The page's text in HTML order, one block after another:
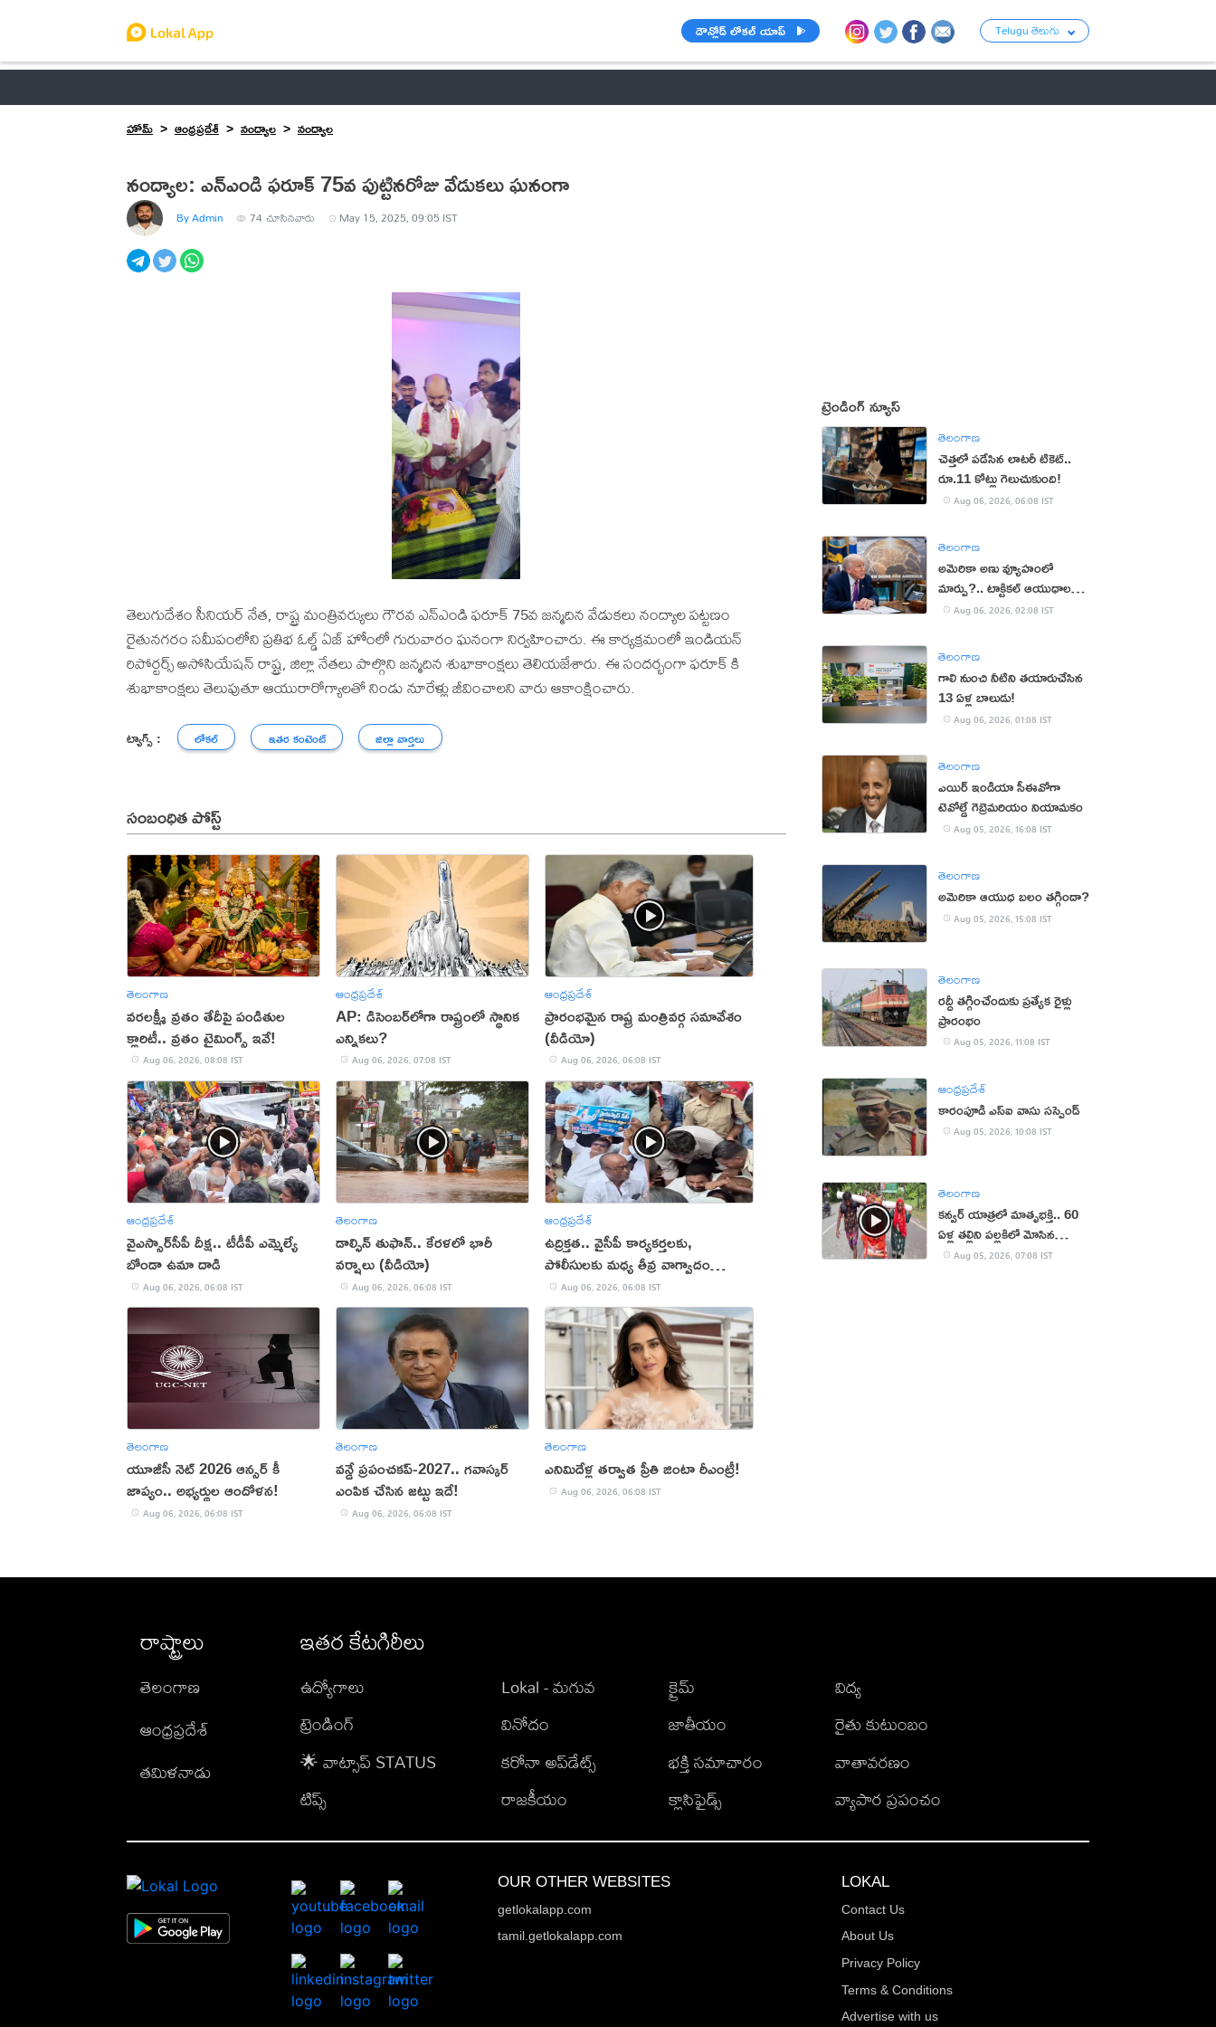
డౌన్లోడ్ లోకల్ యాప్ Telugu తెలుగు
హోమ్
ఆంధ్రప్రదేశ్ నంద్యాల నంద్యాల
నంద్యాల: ఎన్ఎండి ఫరూక్ 75వ పుట్టినరోజు వేడుకలు ఘనంగా
By Admin 74చూసినవారు May 15, 2025, 09:05 IST
తెలుగుదేశం సీనియర్ నేత, రాష్ట్ర మంత్రివర్యులు గౌరవ ఎన్ఎండి ఫరూక్ 75వ జన్మదిన వేడుకలు నంద్యాల పట్టణం
రైతునగరం సమీపంలోని ప్రతిభ ఓల్డ్ ఏజ్ హోంలో గురువారం ఘనంగా నిర్వహించారు. ఈ కార్యక్రమంలో ఇండియన్
రిపోర్టర్స్ అసోసియేషన్ రాష్ట్ర, జిల్లా నేతలు పాల్గొని జన్మదిన శుభాకాంక్షలు తెలియజేశారు. ఈ సందర్భంగా ఫరూక్ కి
శుభాకాంక్షలు తెలుపుతూ ఆయురారోగ్యాలతో నిండు నూరేళ్లు జీవించాలని వారు ఆకాంక్షించారు.
ట్యాగ్స్ : లోకల్ ఇతర కంటెంట్ జిల్లా వార్తలు
సంబంధిత పోస్ట్
తెలంగాణ
వరలక్ష్మీ వ్రతం తేదీపై పండితుల
క్లారిటీ.. వ్రతం టైమింగ్స్ ఇవే!
Aug 06, 2026, 08:08 IST
ఆంధ్రప్రదేశ్
AP: డిసెంబర్‌లోగా రాష్ట్రంలో స్థానిక
ఎన్నికలు?
Aug 06, 2026, 07:08 IST
ఆంధ్రప్రదేశ్
ప్రారంభమైన రాష్ట్ర మంత్రివర్గ సమావేశం
(వీడియో)
Aug 06, 2026, 06:08 IST
ఆంధ్రప్రదేశ్
వైఎస్సార్‌సీపీ దీక్ష.. టీడీపీ ఎమ్మెల్యే
బోండా ఉమా దాడి
Aug 06, 2026, 06:08 IST
తెలంగాణ
డాల్ఫిన్ తుఫాన్.. కేరళలో భారీ
వర్షాలు (వీడియో)
Aug 06, 2026, 06:08 IST
ఆంధ్రప్రదేశ్
ఉద్రిక్తత.. వైసీపీ కార్యకర్తలకు,
పోలీసులకు మధ్య తీవ్ర వాగ్వాదం
(VIDEO)
Aug 06, 2026, 06:08 IST
తెలంగాణ
యూజీసీ నెట్ 2026 ఆన్సర్ కీ
జాప్యం.. అభ్యర్థుల ఆందోళన!
Aug 06, 2026, 06:08 IST
తెలంగాణ
వన్డే ప్రపంచకప్‌-2027.. గవాస్కర్
ఎంపిక చేసిన జట్టు ఇదే!
Aug 06, 2026, 06:08 IST
తెలంగాణ
ఎనిమిదేళ్ల తర్వాత ప్రీతి జింటా రీఎంట్రీ!
Aug 06, 2026, 06:08 IST
ట్రెండింగ్ న్యూస్
తెలంగాణ
చెత్తలో పడేసిన లాటరీ టికెట్..
రూ.11 కోట్లు గెలుచుకుంది!
Aug 06, 2026, 06:08 IST
తెలంగాణ
అమెరికా అణు వ్యూహంలో
మార్పు?.. టాక్టికల్ ఆయుధాలకు
ప్రాధాన్యం!
Aug 06, 2026, 02:08 IST
తెలంగాణ
గాలి నుంచి నీటిని తయారుచేసిన
13 ఏళ్ల బాలుడు!
Aug 06, 2026, 01:08 IST
తెలంగాణ
ఎయిర్ ఇండియా సీఈవోగా
టెవోల్డే గెబ్రెమరియం నియామకం
Aug 05, 2026, 16:08 IST
తెలంగాణ
అమెరికా ఆయుధ బలం తగ్గిందా?
Aug 05, 2026, 15:08 IST
తెలంగాణ
రద్దీ తగ్గించేందుకు ప్రత్యేక రైళ్లు
ప్రారంభం
Aug 05, 2026, 11:08 IST
ఆంధ్రప్రదేశ్
కారంపూడి ఎస్ఐ వాసు స‌స్పెండ్‌
Aug 05, 2026, 10:08 IST
తెలంగాణ
కన్వర్ యాత్రలో మాతృభక్తి.. 60
ఏళ్ల తల్లిని పల్లకిలో మోసిన
కొడుకు, కోడలు!
Aug 05, 2026, 07:08 IST
రాష్ట్రాలు
తెలంగాణ
ఆంధ్రప్రదేశ్
తమిళనాడు
ఇతర కేటగిరీలు
ఉద్యోగాలు
ట్రెండింగ్
🌟 వాట్సాప్ STATUS
టిప్స్
Lokal - మగువ
వినోదం
కరోనా అప్‌డేట్స్
రాజకీయం
క్రైమ్
జాతీయం
భక్తి సమాచారం
క్లాసిఫైడ్స్
విద్య
రైతు కుటుంబం
వాతావరణం
వ్యాపార ప్రపంచం
OUR OTHER WEBSITES
getlokalapp.com
tamil.getlokalapp.com
LOKAL
Contact Us
About Us
Privacy Policy
Terms & Conditions
Advertise with us